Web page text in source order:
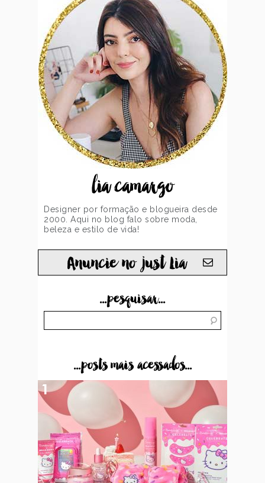
lia camargo
Designer por formação e blogueira desde
2000. Aqui no blog falo sobre moda,
beleza e estilo de vida!
Anuncie no just Lia
...pesquisar...
...posts mais acessados...
1